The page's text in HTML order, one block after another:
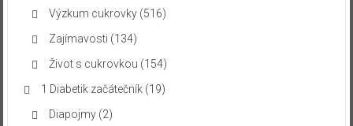
Výzkum cukrovky(516)
Zajímavosti (134)
Život s cukrovkou (154)
1 Diabetik začátečník(19)
Diapojmy(2)